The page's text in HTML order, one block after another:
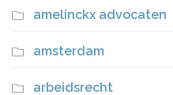
amelinckx advocaten
amsterdam
arbeidsrecht